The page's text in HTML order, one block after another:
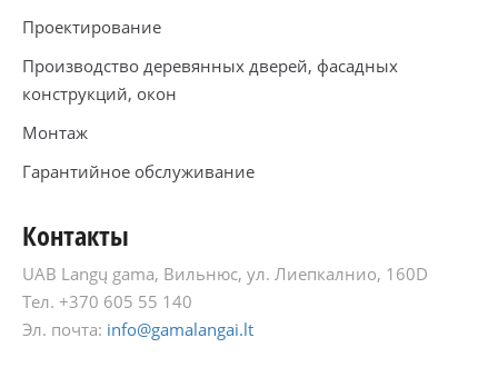
Проектирование
Производство деревянных дверей, фасадных
конструкций, окон
Монтаж
Гарантийное обслуживание
Контакты
UAB Langų gama, Вильнюс, ул. Лиепкалнио, 160D
Тел. +370 605 55 140
Эл. почта: info@gamalangai.lt